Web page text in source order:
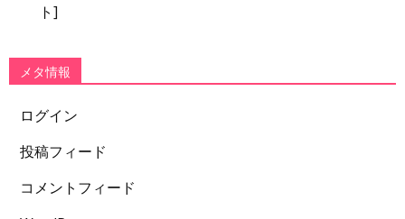
ト]
メタ情報
ログイン
投稿フィード
コメントフィード